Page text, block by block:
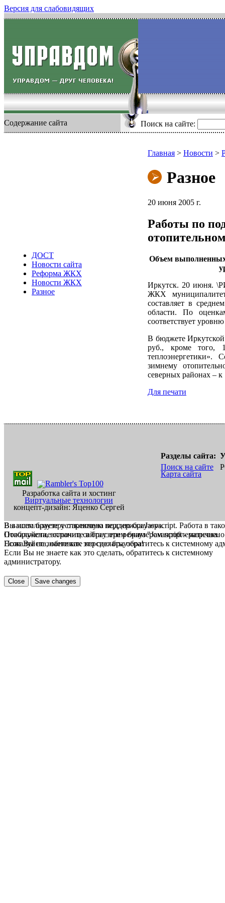
Версия для слабовидящих
Содержание сайта Поиск на сайте:
ДОСТ
Новости сайта
Реформа ЖКХ
Новости ЖКХ
Разное
Главная > Новости >
Разное
20 июня 2005 г.
Работы по
Объем выполненных
Иркутск. 20 июня.
ЖКХ
составляет в
области. По
соответствует
В бюджете Иркутской
руб., кроме того,
теплоэнергетики».
зимнему
северных районах – к
Для печати
Разработка сайта и хостинг
Виртуальные технологии
концепт-дизайн: Яценко Сергей
Разделы сайта:
Поиск на сайте
Карта сайта
В вашем браузере отключена поддержка Jasvscript. Работа в
Пожалуйста, включите в браузере режим "Javascript -
Если Вы не знаете как это сделать, обратитесь к системному
Вы используете устаревшую версию браузера.
Отображение страниц сайта с этим браузером проблематична.
Пожалуйста, обновите версию браузера!
Если Вы не знаете как это сделать, обратитесь к системному
администратору.
Close Save changes